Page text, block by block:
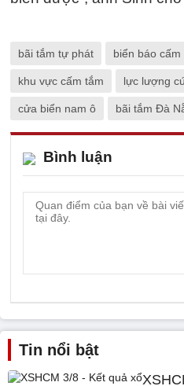
bãi tắm tự phát biển báo cấm
khu vực cấm tắm lực lượng
cửa biển nam ô bãi tắm Đà
Bình luận
Tin nổi bật